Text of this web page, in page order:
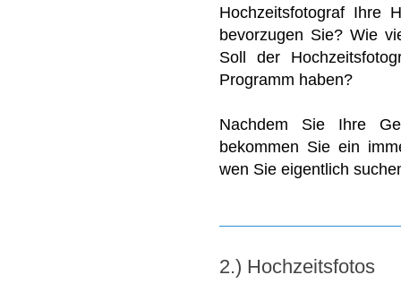
Hochzeitsfotograf Ihre
bevorzugen Sie? Wie
Soll der
Programm haben?
Nachdem Sie Ihre
bekommen Sie ein
wen Sie eigentlich
2.) Hochzeitsfotos